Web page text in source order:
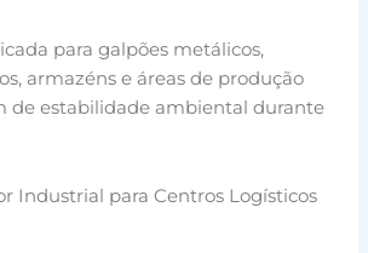
para galpões metálicos,
armazéns e áreas de produção
de estabilidade ambiental durante
Industrial para Centros Logísticos